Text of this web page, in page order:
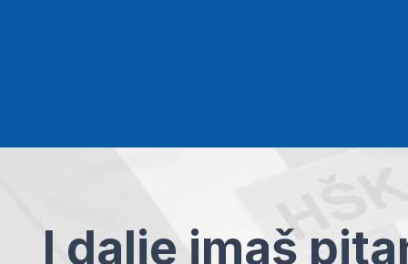
I dalje imaš